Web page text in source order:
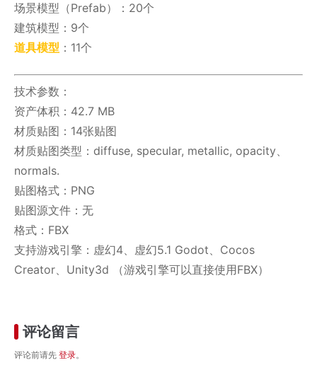
场景模型（Prefab）：20个
建筑模型：9个
道具模型 ：11个
技术参数：
资产体积：42.7 MB
材质贴图：14张贴图
材质贴图类型：diffuse, specular, metallic, opacity、
normals.
贴图格式：PNG
贴图源文件：无
格式：FBX
支持游戏引擎：虚幻4、虚幻5.1 Godot、Cocos
Creator、Unity3d （游戏引擎可以直接使用FBX）
评论留言
评论前请先 登录。